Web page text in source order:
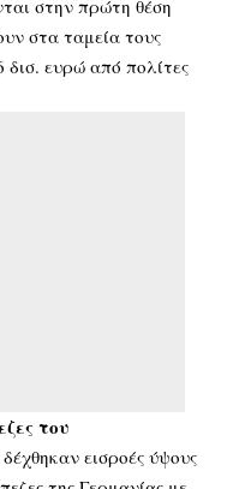
στην πρώτη θέση
στα ταμεία τους
δισ. ευρώ από πολίτες
του
εισροές ύψους